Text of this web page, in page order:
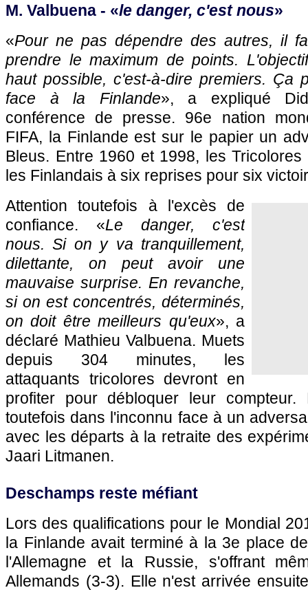
M. Valbuena - «le danger, c'est nous»
«Pour ne pas dépendre des autres, il
prendre le maximum de points.
haut possible, c'est-à-dire premiers. Ça
face à la Finlande», a expliqué
conférence de presse. 96e nation
FIFA, la Finlande est sur le papier un
Bleus. Entre 1960 et 1998, les
les Finlandais à six reprises pour six
Attention toutefois à l'excès de
confiance. «Le danger, c'est
nous. Si on y va tranquillement,
dilettante, on peut avoir une
mauvaise surprise. En revanche,
si on est concentrés, déterminés,
on doit être meilleurs qu'eux», a
déclaré Mathieu Valbuena. Muets
depuis 304 minutes, les
attaquants tricolores devront en
profiter pour débloquer leur compteur.
toutefois dans l'inconnu face à un
avec les départs à la retraite des
Jaari Litmanen.
Deschamps reste méfiant
Lors des qualifications pour le Mondial
la Finlande avait terminé à la 3e place
l'Allemagne et la Russie, s'offrant
Allemands (3-3). Elle n'est arrivée